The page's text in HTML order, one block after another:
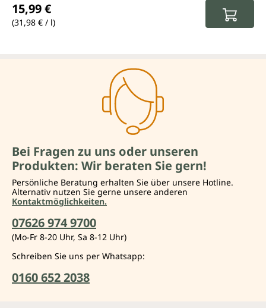
15,99 €
(31,98 € / l)
Bei Fragen zu uns oder unseren
Produkten: Wir beraten Sie gern!
Persönliche Beratung erhalten Sie über unsere Hotline.
Alternativ nutzen Sie gerne unsere anderen
Kontaktmöglichkeiten.
07626 974 9700
(Mo-Fr 8-20 Uhr, Sa 8-12 Uhr)
Schreiben Sie uns per Whatsapp:
0160 652 2038